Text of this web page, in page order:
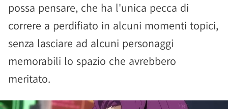
possa pensare, che ha l'unica pecca di
correre a perdifiato in alcuni momenti topici,
senza lasciare ad alcuni personaggi
memorabili lo spazio che avrebbero
meritato.